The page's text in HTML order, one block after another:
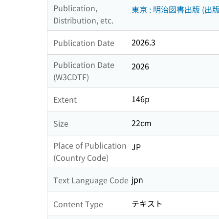
Publication,
Distribution, etc.
東京 : 明治図書出版 (出
Publication Date
2026.3
Publication Date
(W3CDTF)
2026
Extent 146p
Size
22cm
Place of Publication
(Country Code)
JP
Text Language Code jpn
Content Type テキスト